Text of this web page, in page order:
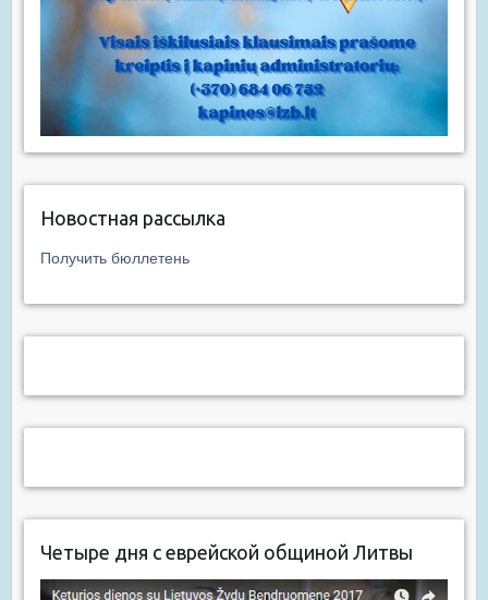
Новостная рассылка
Получить бюллетень
Четыре дня с еврейской общиной Литвы